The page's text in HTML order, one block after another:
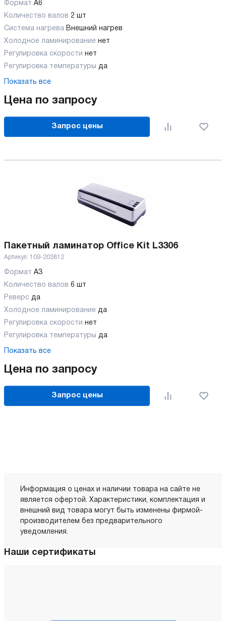
Формат A6
Количество валов 2 шт
Cистема нагрева Внешний нагрев
Холодное ламинирование нет
Регулировка скорости нет
Регулировка температуры да
Показать все
Цена по запросу
Запрос цены
Пакетный ламинатор Office Kit L3306
Артикул: 109-203812
Формат A3
Количество валов 6 шт
Реверс да
Холодное ламинирование да
Регулировка скорости нет
Регулировка температуры да
Показать все
Цена по запросу
Запрос цены
Информация о ценах и наличии товара на сайте не
является офертой. Характеристики, комплектация и
внешний вид товара могут быть изменены фирмой-
производителем без предварительного
уведомления.
Наши сертификаты